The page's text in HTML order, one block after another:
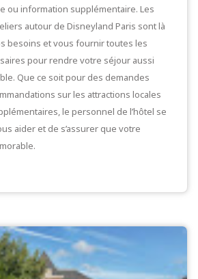
ou information supplémentaire. Les
autour de Disneyland Paris sont là
besoins et vous fournir toutes les
pour rendre votre séjour aussi
Que ce soit pour des demandes
sur les attractions locales
le personnel de l’hôtel se
aider et de s’assurer que votre